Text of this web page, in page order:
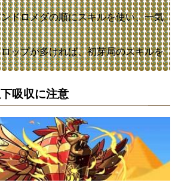
ドロメダの順にスキルを使い、一気
ップが多ければ、初芽局のスキルを
吸収に注意